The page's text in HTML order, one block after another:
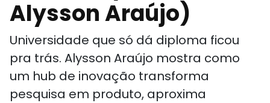
Alysson Araújo)
Universidade que só dá diploma ficou
pra trás. Alysson Araújo mostra como
um hub de inovação transforma
pesquisa em produto, aproxima